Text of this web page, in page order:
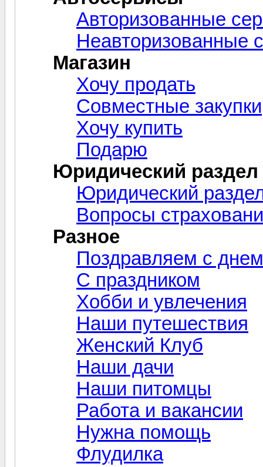
Авторизованные
Неавторизованные
Магазин
Хочу продать
Совместные закупки
Хочу купить
Подарю
Юридический раздел
Юридический
Вопросы
Разное
Поздравляем с
С праздником
Хобби и увлечения
Наши путешествия
Женский Клуб
Наши дачи
Наши питомцы
Работа и вакансии
Нужна помощь
Флудилка